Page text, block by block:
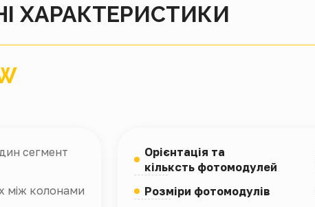
ХАРАКТЕРИСТИКИ
сегмент
між колонами
Орієнтація та
кільксть фотомодулей
Розміри фотомодулів